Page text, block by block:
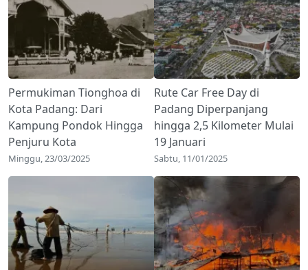
Permukiman Tionghoa di
Kota Padang: Dari
Kampung Pondok Hingga
Penjuru Kota
Minggu, 23/03/2025
Rute Car Free Day di
Padang Diperpanjang
hingga 2,5 Kilometer Mulai
19 Januari
Sabtu, 11/01/2025